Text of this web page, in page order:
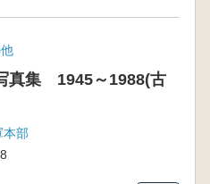
真集 1945～1988(古
本部